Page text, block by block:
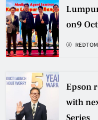
on9
Epson
with
Series